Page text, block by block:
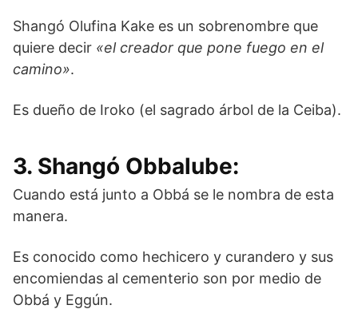
Shangó Olufina Kake es un sobrenombre que
quiere decir «el creador que pone fuego en el
camino».
Es dueño de Iroko (el sagrado árbol de la Ceiba).
3. Shangó Obbalube:
Cuando está junto a Obbá se le nombra de esta
manera.
Es conocido como hechicero y curandero y sus
encomiendas al cementerio son por medio de
Obbá y Eggún.